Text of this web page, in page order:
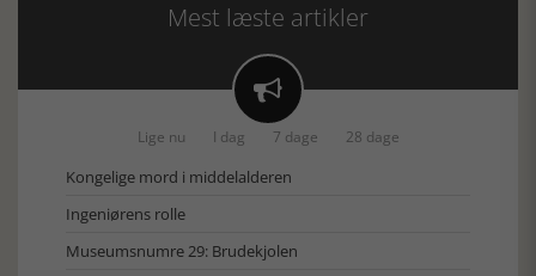
Mest læste artikler

Lige nu I dag 7 dage 28 dage
Kongelige mord i middelalderen
Ingeniørens rolle
Museumsnumre 29: Brudekjolen